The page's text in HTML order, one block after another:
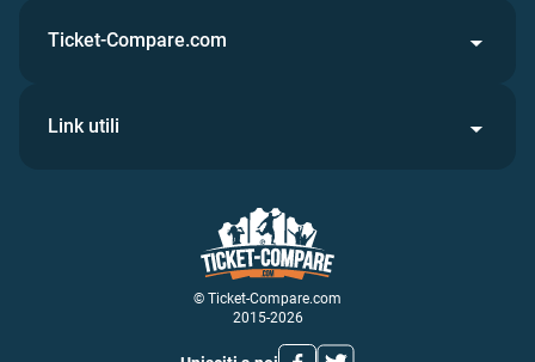
© Ticket-Compare.com
2015-2026
Ticket-Compare.com
Link utili